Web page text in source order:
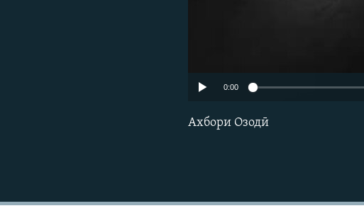
0:00
Ахбори Озодӣ